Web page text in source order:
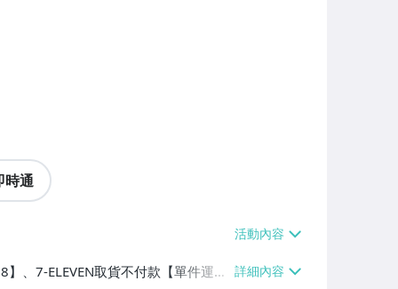
時通
、7-ELEVEN取貨不付款【單件運費